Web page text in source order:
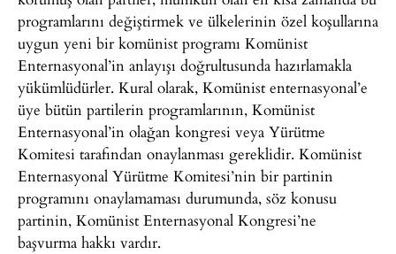
programlarını değiştirmek ve ülkelerinin özel koşullarına
uygun yeni bir komünist programı Komünist
Enternasyonal’in anlayışı doğrultusunda hazırlamakla
yükümlüdürler. Kural olarak, Komünist enternasyonal’e
üye bütün partilerin programlarının, Komünist
Enternasyonal’in olağan kongresi veya Yürütme
Komitesi tarafından onaylanması gereklidir. Komünist
Enternasyonal Yürütme Komitesi’nin bir partinin
programını onaylamaması durumunda, söz konusu
partinin, Komünist Enternasyonal Kongresi’ne
başvurma hakkı vardır.